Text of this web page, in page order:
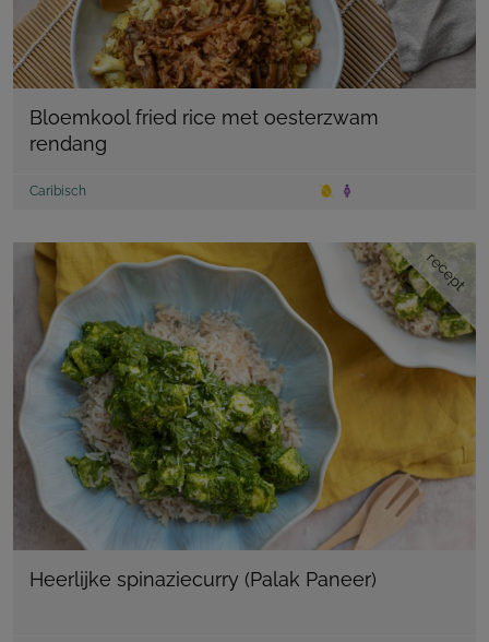
Bloemkool fried rice met oesterzwam
rendang
Caribisch
recept
Heerlijke spinaziecurry (Palak Paneer)